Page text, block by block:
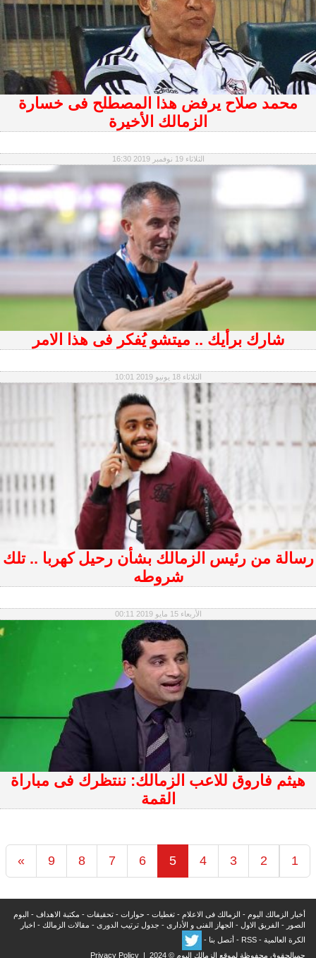
محمد صلاح يرفض هذا المصطلح فى خسارة
الزمالك الأخيرة
الثلاثاء 19 نوفمبر 2019 16:30
شارك برأيك .. ميتشو يُفكر فى هذا الامر
الثلاثاء 18 يونيو 2019 10:01
رسالة من رئيس الزمالك بشأن رحيل كهربا .. تلك
شروطه
الأربعاء 15 مايو 2019 00:11
هيثم فاروق للاعب الزمالك: ننتظرك فى مباراة
القمة
1
2
3
4
5
6
7
8
9
»
أخبار الزمالك اليوم - الزمالك فى الاعلام - تغطيات - حوارات - تحقيقات - مكتبة الاهداف - البوم
الصور - الفريق الاول - الجهاز الفنى و الأدارى - جدول ترتيب الدورى - مقالات الزمالك - اخبار
الكرة العالمية -
RSS
- أتصل بنا -
جميالحقوق محفوظة لموقع الزمالك اليوم © 2024 |
Privacy Policy